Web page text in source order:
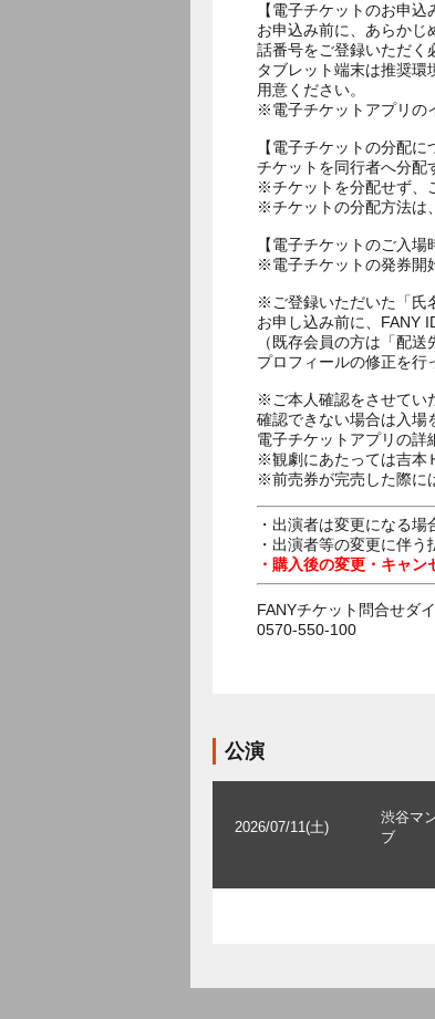
【電子チケットのお申込
お申込み前に、あらかじ
話番号をご登録いただく
タブレット端末は推奨
用意ください。
※電子チケットアプリの
【電子チケットの分配に
チケットを同行者へ分配
※チケットを分配せず、
※チケットの分配方法は
【電子チケットのご入場
※電子チケットの発券開
※ご登録いただいた「氏
お申し込み前に、FANY
（既存会員の方は「配
プロフィールの修正を
※ご本人確認をさせてい
確認できない場合は入場
電子チケットアプリの詳
※観劇にあたっては吉本
※前売券が完売した際に
・出演者は変更になる場
・出演者等の変更に伴う
・購入後の変更・キャン
FANYチケット問合せダ
0570-550-100
公演
2026/07/11(土)
渋谷マ
ブ